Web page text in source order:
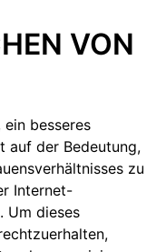
VON
besseres
auf der Bedeutung,
zu
Internet-
Um dieses